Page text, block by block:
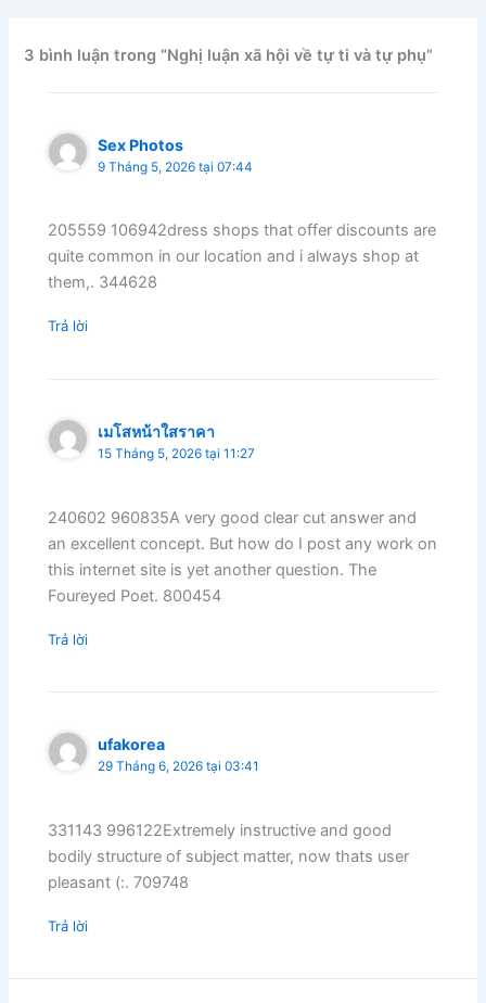
3 bình luận trong “Nghị luận xã hội về tự ti và tự phụ”
Sex Photos
9 Tháng 5, 2026 tại 07:44
205559 106942dress shops that offer discounts are
quite common in our location and i always shop at
them,. 344628
Trả lời
เมโสหน้าใสราคา
15 Tháng 5, 2026 tại 11:27
240602 960835A very good clear cut answer and
an excellent concept. But how do I post any work on
this internet site is yet another question. The
Foureyed Poet. 800454
Trả lời
ufakorea
29 Tháng 6, 2026 tại 03:41
331143 996122Extremely instructive and good
bodily structure of subject matter, now thats user
pleasant (:. 709748
Trả lời